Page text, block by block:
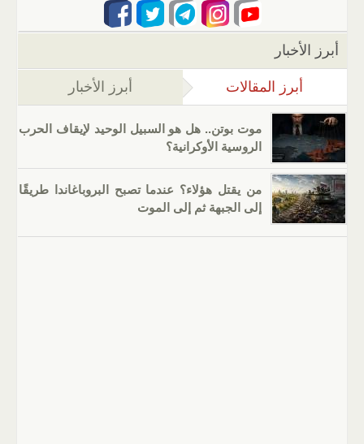
أبرز الأخبار
أبرز المقالات (علامة التبويب النشطة)
أبرز الأخبار
موت بوتن.. هل هو السبيل الوحيد لإيقاف الحرب
الروسية الأوكرانية؟
من يقتل هؤلاء؟ عندما تصبح البروباغاندا طريقًا
إلى الجبهة ثم إلى الموت